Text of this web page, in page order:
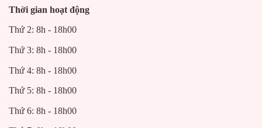
Thời gian hoạt động
Thứ 2: 8h - 18h00
Thứ 3: 8h - 18h00
Thứ 4: 8h - 18h00
Thứ 5: 8h - 18h00
Thứ 6: 8h - 18h00